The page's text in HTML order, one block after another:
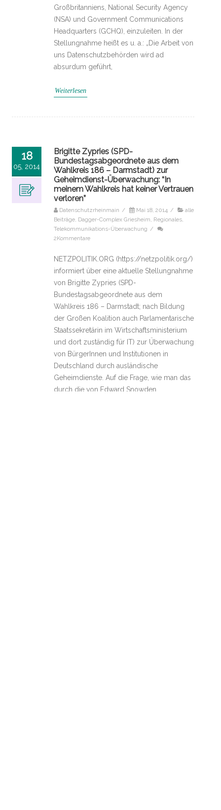
Großbritanniens, National Security Agency
(NSA) und Government Communications
Headquarters (GCHQ), einzuleiten. In der
Stellungnahme heißt es u. a.: „Die Arbeit von
uns Datenschutzbehörden wird ad
absurdum geführt,
Weiterlesen
18
05, 2014
Brigitte Zypries (SPD-
Bundestagsabgeordnete aus dem
Wahlkreis 186 – Darmstadt) zur
Geheimdienst-Überwachung: “In
meinem Wahlkreis hat keiner Vertrauen
verloren”
Datenschutzrheinmain / Mai 18, 2014 /
alle
Beiträge Dagger-Complex Griesheim Regionales
Telekommunikations-Überwachung /
2Kommentare
NETZPOLITIK.ORG (https://netzpolitik.org/)
informiert über eine aktuelle Stellungnahme
von Brigitte Zypries (SPD-
Bundestagsabgeordnete aus dem
Wahlkreis 186 – Darmstadt; nach Bildung
der Großen Koalition auch Parlamentarische
Staatssekretärin im Wirtschaftsministerium
und dort zuständig für IT) zur Überwachung
von BürgerInnen und Institutionen in
Deutschland durch ausländische
Geheimdienste. Auf die Frage, wie man das
durch die von Edward Snowden